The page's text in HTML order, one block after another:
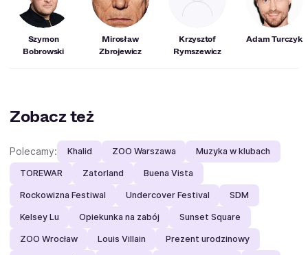
„Zbrodnia i kara”, „Poskromienie złośnicy”, „Dziady”,
„Iwona, księżniczka Burgunda”, „Zbójcy”, „Lot nad
kukułczym gniazdem”, „Himalaje”, „Wiele demonów”,
„Pokora”, „Płatonow”, „Zanurzenie” oraz „Empuzjon”.
Szymon
Bobrowski
Mirosław
Zbrojewicz
Krzysztof
Rymszewicz
Adam Turczyk
Zobacz też
Polecamy: Khalid ZOO Warszawa Muzyka w klubach
TOREWAR Zatorland Buena Vista
Rockowizna Festiwal Undercover Festival SDM
Kelsey Lu Opiekunka na zabój Sunset Square
ZOO Wrocław Louis Villain Prezent urodzinowy